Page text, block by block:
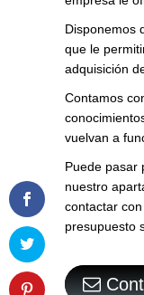
Disponemos
que le
adquisición
Contamos
vuelvan a
Puede pasar
nuestro
contactar
presupuesto